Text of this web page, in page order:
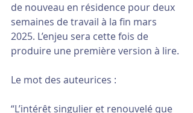
de nouveau en résidence pour deux
semaines de travail à la fin mars
2025. L’enjeu sera cette fois de
produire une première version à lire.
Le mot des auteurices :
“L’intérêt singulier et renouvelé que